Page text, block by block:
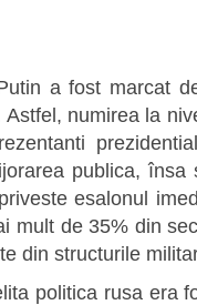
a fost marcat
numirea la
publica, însa
esalonul
mult de 35% din
din structurile
politica rusa era